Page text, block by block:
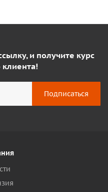
и получите курс
клиента!